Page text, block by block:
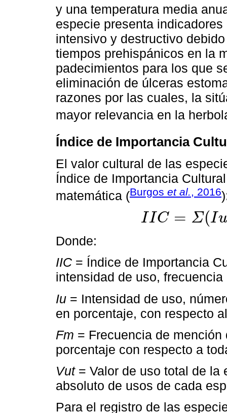
y una temperatura media
especie presenta
intensivo y destructivo
tiempos prehispánicos en la
padecimientos para los que
eliminación de úlceras
razones por las cuales, la
mayor relevancia en la
Índice de Importancia
El valor cultural de las
Índice de Importancia
matemática (Burgos et al., 2016
IIC = Σ(Iu
IIC=Σ(Iu+ Fm+ ut)
Donde:
IIC = Índice de Importancia
intensidad de uso,
Iu = Intensidad de uso,
en porcentaje, con respecto
Fm = Frecuencia de
porcentaje con respecto a
Vut= Valor de uso total de la
absoluto de usos de cada
Para el registro de las